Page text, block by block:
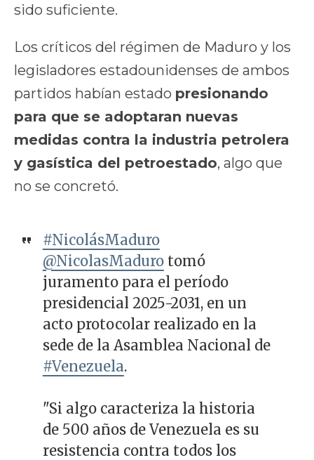
sido suficiente.
Los críticos del régimen de Maduro y los
legisladores estadounidenses de ambos
partidos habían estado presionando
para que se adoptaran nuevas
medidas contra la industria petrolera
y gasística del petroestado, algo que
no se concretó.
#NicolásMaduro
@NicolasMadurotomó
juramento para el período
presidencial 2025-2031, en un
acto protocolar realizado en la
sede de la Asamblea Nacional de
#Venezuela.
"Si algo caracteriza la historia
de 500 años de Venezuela es su
resistencia contra todos los